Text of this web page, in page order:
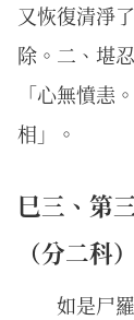
又恢復清淨
除。二、堪
「心無憤恚
相」。
巳三、第
（分二科
如是尸